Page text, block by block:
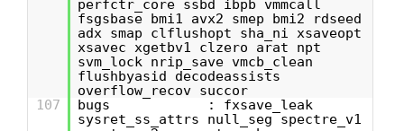
perfctr_core ssbd ibpb vmmcall
fsgsbase bmi1 avx2 smep bmi2 rdseed
adx smap clflushopt sha_ni xsaveopt
xsavec xgetbv1 clzero arat npt
svm_lock nrip_save vmcb_clean
flushbyasid decodeassists
overflow_recov succor
107
bugs : fxsave_leak
sysret_ss_attrs null_seg spectre_v1